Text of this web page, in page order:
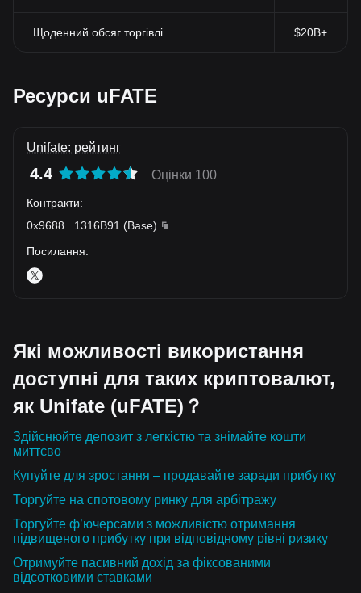
Щоденний обсяг торгівлі $20B+
Ресурси uFATE
Unifate: рейтинг
4.4 Оцінки 100
Контракти:
0x9688
1316B91 (Base)
Посилання:
Які можливості використання
доступні для таких криптовалют,
як Unifate (uFATE)？
Здійснюйте депозит з легкістю та знімайте кошти
миттєво
Купуйте для зростання – продавайте заради прибутку
Торгуйте на спотовому ринку для арбітражу
Торгуйте ф’ючерсами з можливістю отримання
підвищеного прибутку при відповідному рівні ризику
Отримуйте пасивний дохід за фіксованими
відсотковими ставками